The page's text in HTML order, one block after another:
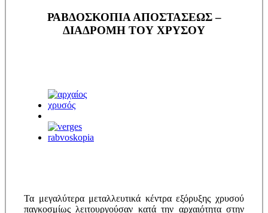
ΡΑΒΔΟΣΚΟΠΙΑ ΑΠΟΣΤΑΣΕΩΣ –
ΔΙΑΔΡΟΜΗ ΤΟΥ ΧΡΥΣΟΥ
Τα μεγαλύτερα μεταλλευτικά κέντρα εξόρυξης χρυσού
παγκοσμίως λειτουργούσαν κατά την αρχαιότητα στην